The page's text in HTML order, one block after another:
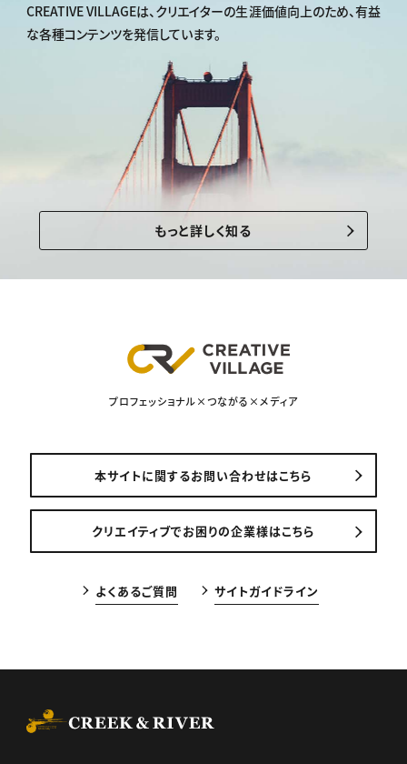
CREATIVE VILLAGEは、 クリエイターの生涯価値向上のため、有益
な各種コンテンツを発信しています。
もっと詳しく知る
プロフェッショナル×つながる×メディア
本サイトに関するお問い合わせはこちら
クリエイティブでお困りの企業様はこちら
よくあるご質問 サイトガイドライン